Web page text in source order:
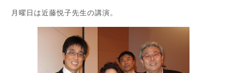
月曜日は近藤悦子先生の講演。